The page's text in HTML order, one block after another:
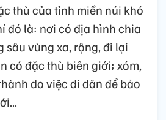
thù của tỉnh miền núi khó
đó là: nơi có địa hình chia
sâu vùng xa, rộng, đi lại
có đặc thù biên giới; xóm,
do việc di dân để bảo